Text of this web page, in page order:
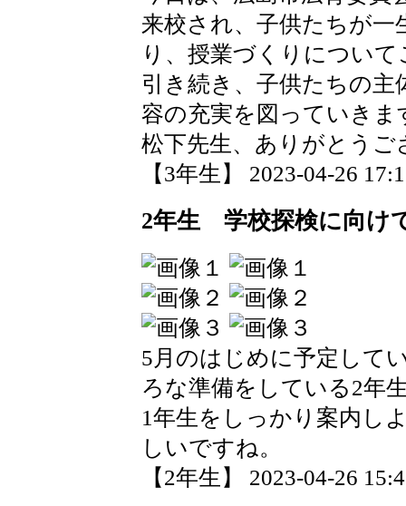
来校され、子供たちが
り、授業づくりについ
引き続き、子供たちの
容の充実を図っていきま
松下先生、ありがとうご
【3年生】 2023-04-26
2年生 学校探検に向け
5月のはじめに予定して
ろな準備をしている2年
1年生をしっかり案内し
しいですね。
【2年生】 2023-04-26